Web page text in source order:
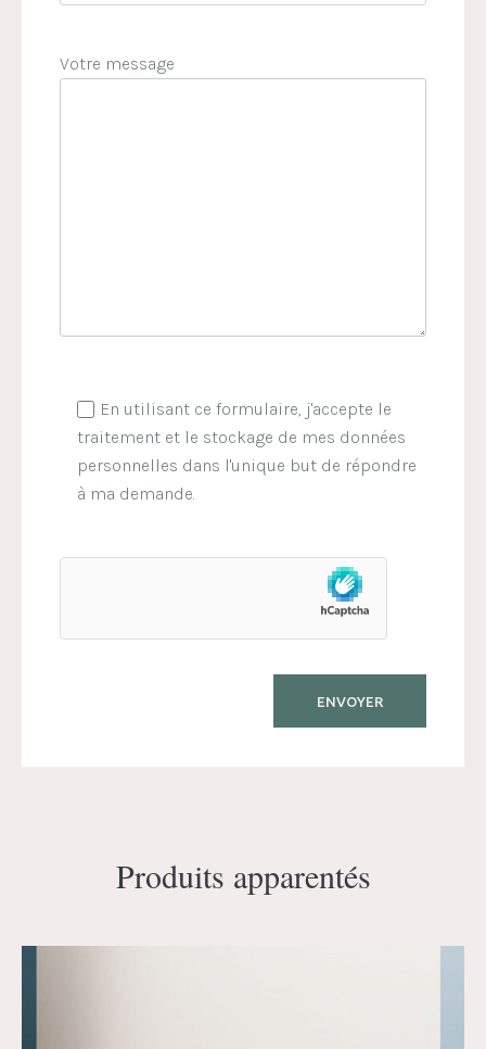
Votre message
En utilisant ce formulaire, j'accepte le
traitement et le stockage de mes données
personnelles dans l'unique but de répondre
à ma demande.
Produits apparentés